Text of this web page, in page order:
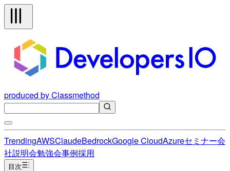
produced by Classmethod
TrendingAWSClaudeBedrockGoogle CloudAzureセミナー会
社説明会勉強会事例採用
目次